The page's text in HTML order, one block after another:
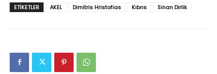
ETIKETLER AKEL Dimitris Hristofias Kıbrıs Sinan Dirlik